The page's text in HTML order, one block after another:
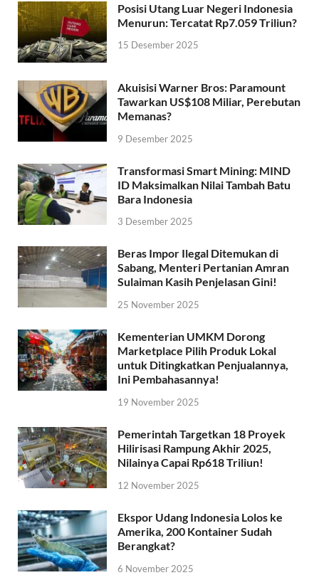
Posisi Utang Luar Negeri Indonesia
Menurun: Tercatat Rp7.059 Triliun?
15 Desember 2025
Akuisisi Warner Bros: Paramount
Tawarkan US$108 Miliar, Perebutan
Memanas?
9 Desember 2025
Transformasi Smart Mining: MIND
ID Maksimalkan Nilai Tambah Batu
Bara Indonesia
3 Desember 2025
Beras Impor Ilegal Ditemukan di
Sabang, Menteri Pertanian Amran
Sulaiman Kasih Penjelasan Gini!
25 November 2025
Kementerian UMKM Dorong
Marketplace Pilih Produk Lokal
untuk Ditingkatkan Penjualannya,
Ini Pembahasannya!
19 November 2025
Pemerintah Targetkan 18 Proyek
Hilirisasi Rampung Akhir 2025,
Nilainya Capai Rp618 Triliun!
12 November 2025
Ekspor Udang Indonesia Lolos ke
Amerika, 200 Kontainer Sudah
Berangkat?
6 November 2025